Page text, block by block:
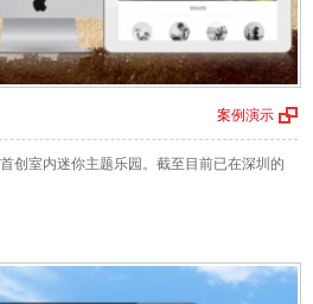
案例演示
创室内迷你主题乐园。截至目前已在深圳的